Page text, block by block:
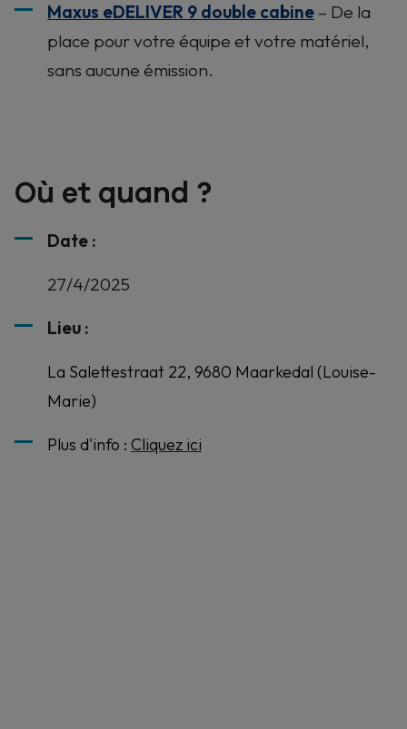
Maxus eDELIVER 9 double cabine – De la
place pour votre équipe et votre matériel,
sans aucune émission.
Où et quand ?
Date :
27/4/2025
Lieu :
La Salettestraat 22, 9680 Maarkedal (Louise-
Marie)
Plus d'info : Cliquez ici